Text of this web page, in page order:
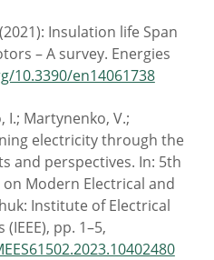
Insulation life Span
– A survey. Energies
10.3390/en14061738
I.; Martynenko, V.;
electricity through the
and perspectives. In: 5th
Modern Electrical and
Institute of Electrical
pp. 1–5,